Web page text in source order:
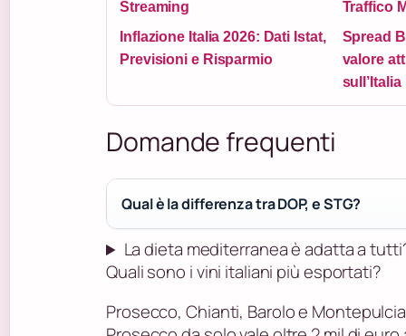
Streaming
Traffico
Inflazione Italia 2026: Dati Istat,
Previsioni e Risparmio
Spread
valore
sull’Italia
Domande frequenti
Qual è la differenza tra DOP, e STG?
La dieta mediterranea è adatta a
Quali sono i vini italiani più esportati?
Prosecco, Chianti, Barolo e